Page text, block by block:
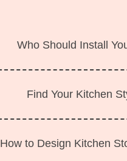
Who Should Install
Find Your Kitchen
How to Design Kitchen